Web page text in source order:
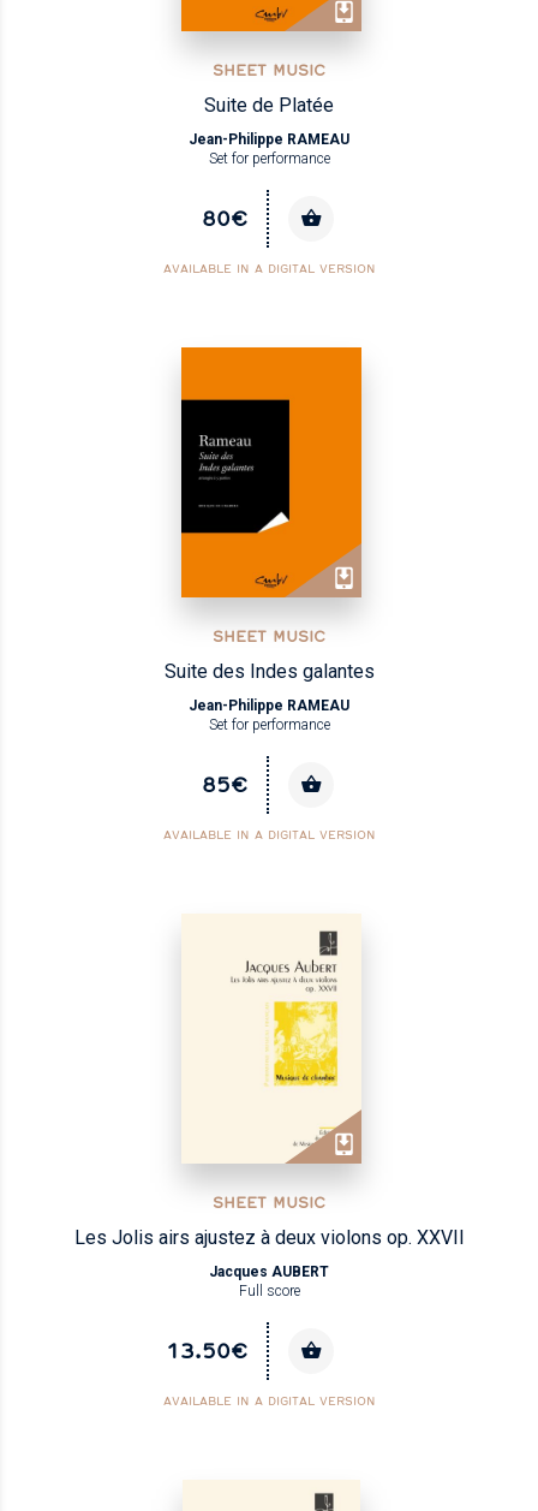
SHEET MUSIC
Suite de Platée
Jean-Philippe RAMEAU
Set for performance
80€
AVAILABLE IN A DIGITAL VERSION
SHEET MUSIC
Suite des Indes galantes
Jean-Philippe RAMEAU
Set for performance
85€
AVAILABLE IN A DIGITAL VERSION
SHEET MUSIC
Les Jolis airs ajustez à deux violons op. XXVII
Jacques AUBERT
Full score
13.50€
AVAILABLE IN A DIGITAL VERSION